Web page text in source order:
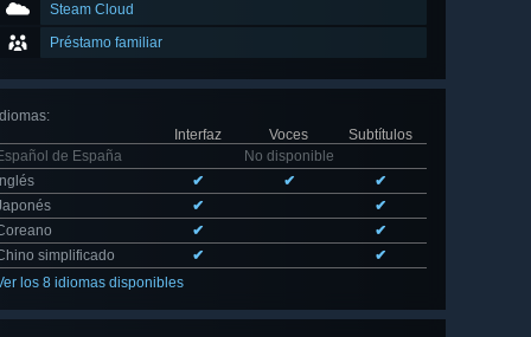
Steam Cloud
Préstamo familiar
Idiomas:
Interfaz
Voces
Subtítulos
de España
No disponible
Inglés
✔ ✔
✔
✔
✔
✔
✔
simplificado
✔
✔
los 8 idiomas disponibles